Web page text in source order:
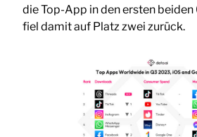
die Top-App in den ersten
fiel damit auf Platz zwei zurück.